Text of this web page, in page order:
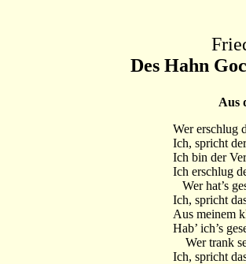
Des Hahn
Aus
Wer erschlug
Ich, spricht
Ich bin der
Ich erschlug
Wer hat’s
Ich, spricht
Aus meinem
Hab’ ich’s
Wer trank
Ich, spricht